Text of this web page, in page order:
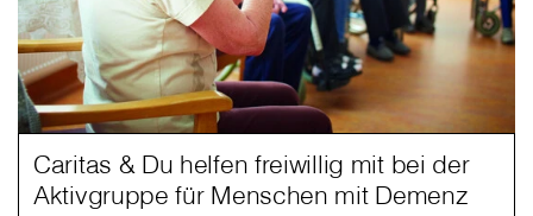
Caritas & Du helfen freiwillig mit bei der
Aktivgruppe für Menschen mit Demenz